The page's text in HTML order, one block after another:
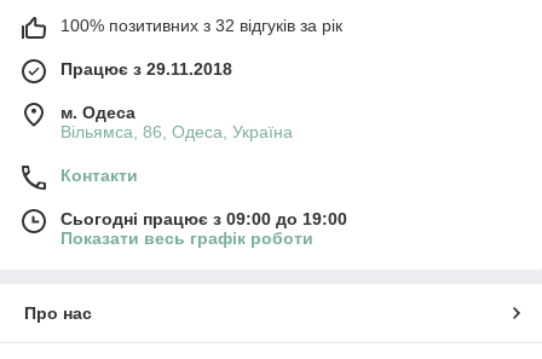
100% позитивних з 32 відгуків за рік
Працює з 29.11.2018
м. Одеса
Вільямса, 86, Одеса, Україна
Контакти
Сьогодні працює з 09:00 до 19:00
Показати весь графік роботи
Про нас